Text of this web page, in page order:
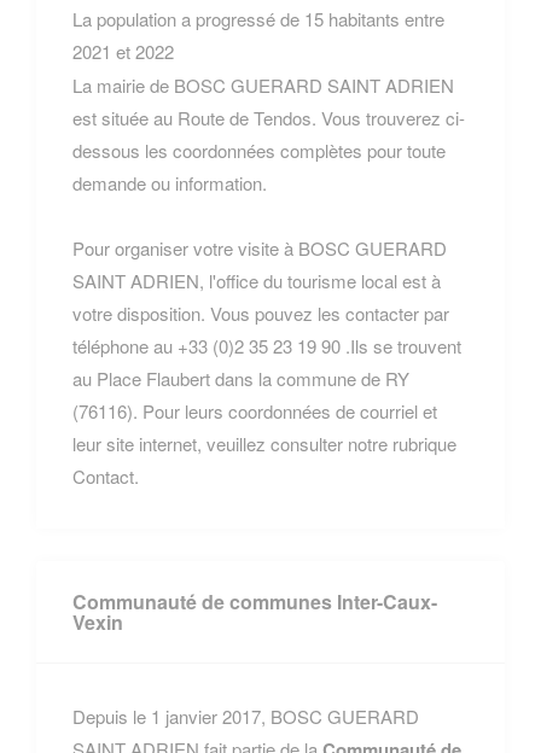
La population a progressé de 15 habitants entre
2021 et 2022
La mairie de BOSC GUERARD SAINT ADRIEN
est située au Route de Tendos. Vous trouverez ci-
dessous les coordonnées complètes pour toute
demande ou information.
Pour organiser votre visite à BOSC GUERARD
SAINT ADRIEN, l'office du tourisme local est à
votre disposition. Vous pouvez les contacter par
téléphone au +33 (0)2 35 23 19 90 .Ils se trouvent
au Place Flaubert dans la commune de RY
(76116). Pour leurs coordonnées de courriel et
leur site internet, veuillez consulter notre rubrique
Contact.
Communauté de communes Inter-Caux-
Vexin
Depuis le 1 janvier 2017, BOSC GUERARD